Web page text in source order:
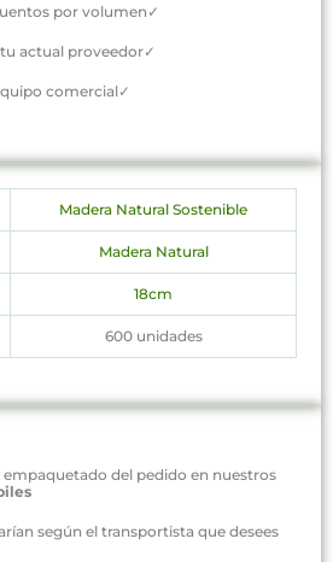
por volumen✓
actual proveedor✓
comercial✓
Madera Natural Sostenible
Madera Natural
18cm
600 unidades
empaquetado del pedido en nuestros
según el transportista que desees